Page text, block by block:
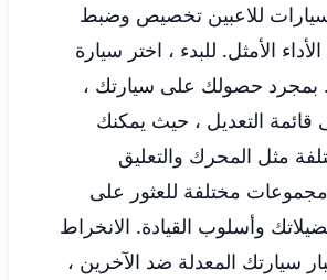
للاعبين تخصيص وضبط
الأمثل. للبدء ، اختر سيارة
بمجرد حصولك على سيارتك ،
قائمة التعديل ، حيث يمكنك
مثل المحرك والتعليق
مختلفة للعثور على
وأسلوب القيادة. الانخراط
سيارتك المعدلة ضد الآخرين ،